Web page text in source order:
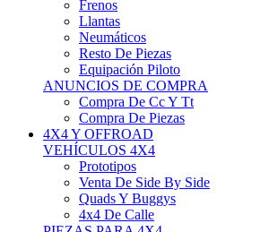
Neumáticos
Resto De Piezas
Equipación Piloto
ANUNCIOS DE COMPRA
Compra De Cc Y Tt
Compra De Piezas
4X4 Y OFFROAD
VEHÍCULOS 4X4
Prototipos
Venta De Side By Side
Quads Y Buggys
4x4 De Calle
PIEZAS PARA 4X4
Mecánica